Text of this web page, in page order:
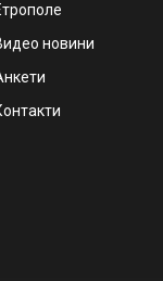
новини